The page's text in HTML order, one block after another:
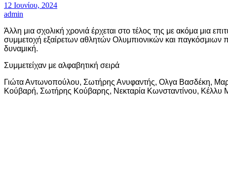
12 Ιουνίου, 2024
admin
Άλλη μια σχολική χρονιά έρχεται στο τέλος της με ακόμα μια
συμμετοχή εξαίρετων αθλητών Ολυμπιονικών και
δυναμική.
Συμμετείχαν με αλφαβητική σειρά
Γιώτα Αντωνοπούλου, Σωτήρης Ανυφαντής, Ολγα Βασδέκη,
Κούβαρή, Σωτήρης Κούβαρης, Νεκταρία Κωνσταντίνου, Κέλλυ